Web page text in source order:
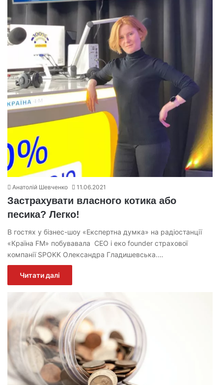
Анатолій Шевченко 11.06.2021
Застрахувати власного котика або
песика? Легко!
В гостях у бізнес-шоу «Експертна думка» на радіостанції
«Країна FM» побувавала СЕО і еко founder страхової
компанії SPOKK Олександра Гладишевська.…
Читати далі